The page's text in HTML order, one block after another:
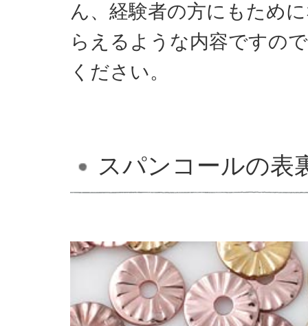
ん、経験者の方にもため
らえるような内容ですの
ください。
スパンコールの表